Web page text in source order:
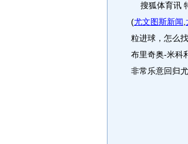
搜狐体育讯
(尤文图斯新闻
粒进球，怎么
布里奇奥-米科
非常乐意回归